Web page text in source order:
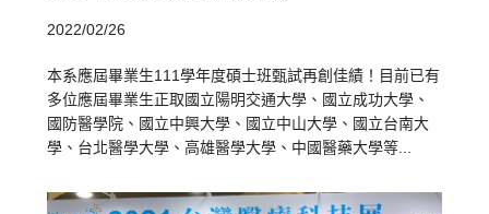
2022/02/26
本系應屆畢業生111學年度碩士班甄試再創佳績！目前已有
多位應屆畢業生正取國立陽明交通大學、國立成功大學、
國防醫學院、國立中興大學、國立中山大學、國立台南大
學、台北醫學大學、高雄醫學大學、中國醫藥大學等...